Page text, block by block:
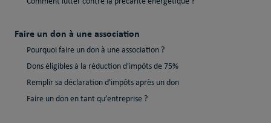
Faire un don à une association
Pourquoi faire un don à une association ?
Dons éligibles à la réduction d'impôts de 75%
Remplir sa déclaration d'impôts après un don
Faire un don en tant qu’entreprise ?